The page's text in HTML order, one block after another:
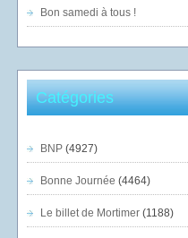
Bon samedi à tous !
Catégories
BNP(4927)
Bonne Journée (4464)
Le billet de Mortimer(1188)